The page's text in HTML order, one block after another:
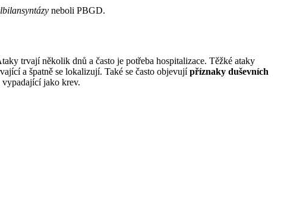
neboli PBGD.
trvají několik dnů a často je potřeba hospitalizace. Těžké ataky
a špatně se lokalizují. Také se často objevujípříznaky duševních
vypadající jako krev.